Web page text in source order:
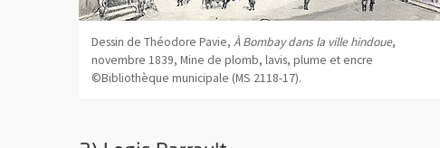
Dessin de Théodore Pavie, À Bombay dans la ville hindoue,
novembre 1839, Mine de plomb, lavis, plume et encre
©Bibliothèque municipale (MS 2118-17).